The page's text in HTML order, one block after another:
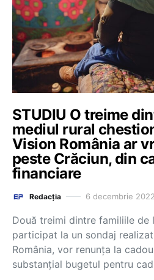
STUDIU O treime
mediul rural
Vision România ar
peste Crăciun, din
financiare
Redacția 6 decembrie 2022
Două treimi dintre familiile de
participat la un sondaj
România, vor renunţa la
substanţial bugetul pentru